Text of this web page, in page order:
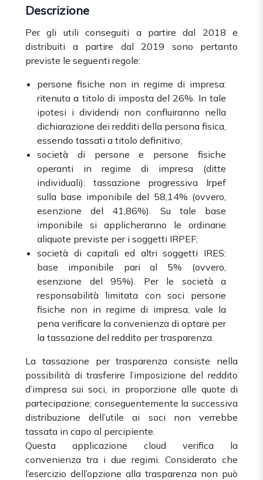
Descrizione
Per gli utili conseguiti a partire dal 2018 e
distribuiti a partire dal 2019 sono pertanto
previste le seguenti regole:
persone fisiche non in regime di impresa:
ritenuta a titolo di imposta del 26%. In tale
ipotesi i dividendi non confluiranno nella
dichiarazione dei redditi della persona fisica,
essendo tassati a titolo definitivo;
società di persone e persone fisiche
operanti in regime di impresa (ditte
individuali): tassazione progressiva Irpef
sulla base imponibile del 58,14% (ovvero,
esenzione del 41,86%). Su tale base
imponibile si applicheranno le ordinarie
aliquote previste per i soggetti IRPEF;
società di capitali ed altri soggetti IRES:
base imponibile pari al 5% (ovvero,
esenzione del 95%). Per le società a
responsabilità limitata con soci persone
fisiche non in regime di impresa, vale la
pena verificare la convenienza di optare per
la tassazione del reddito per trasparenza.
La tassazione per trasparenza consiste nella
possibilità di trasferire l’imposizione del reddito
d’impresa sui soci, in proporzione alle quote di
partecipazione; conseguentemente la successiva
distribuzione dell’utile ai soci non verrebbe
tassata in capo al percipiente.
Questa applicazione cloud verifica la
convenienza tra i due regimi. Considerato che
l’esercizio dell’opzione alla trasparenza non può